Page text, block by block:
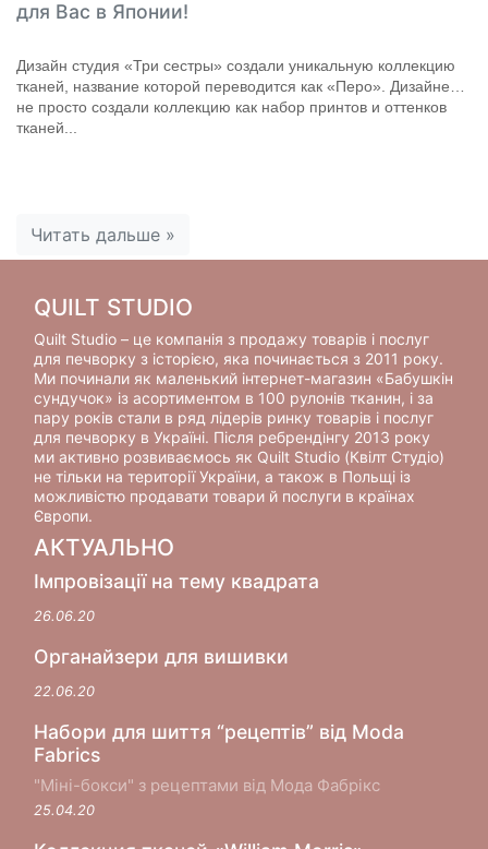
для Вас в Японии!
Дизайн студия «Три сестры» создали уникальную коллекцию
тканей, название которой переводится как «Перо». Дизайнеры
не просто создали коллекцию как набор принтов и оттенков
тканей...
Читать дальше »
QUILT STUDIO
Quilt Studio – це компанія з продажу товарів і послуг
для печворку з історією, яка починається з 2011 року.
Ми починали як маленький інтернет-магазин «Бабушкін
сундучок» із асортиментом в 100 рулонів тканин, і за
пару років стали в ряд лідерів ринку товарів і послуг
для печворку в Україні. Після ребрендінгу 2013 року
ми активно розвиваємось як Quilt Studio (Квілт Студіо)
не тільки на території України, а також в Польщі із
можливістю продавати товари й послуги в країнах
Європи.
АКТУАЛЬНО
Імпровізації на тему квадрата
26.06.20
Органайзери для вишивки
22.06.20
Набори для шиття “рецептів” від Moda
Fabrics
"Міні-бокси" з рецептами від Мода Фабрікс
25.04.20